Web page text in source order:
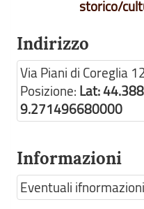
storico/
Indirizzo
Via Piani di Coreglia
Posizione: Lat:
9.271496680000
Informazioni
Eventuali